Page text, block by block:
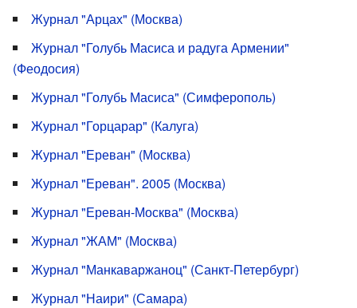
Журнал "Арцах" (Москва)
Журнал "Голубь Масиса и радуга Армении"
(Феодосия)
Журнал "Голубь Масиса" (Симферополь)
Журнал "Горцарар" (Калуга)
Журнал "Ереван" (Москва)
Журнал "Ереван". 2005 (Москва)
Журнал "Ереван-Москва" (Москва)
Журнал "ЖАМ" (Москва)
Журнал "Манкаваржаноц" (Санкт-Петербург)
Журнал "Наири" (Самара)